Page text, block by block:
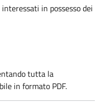
in possesso dei
tutta la
in formato PDF.